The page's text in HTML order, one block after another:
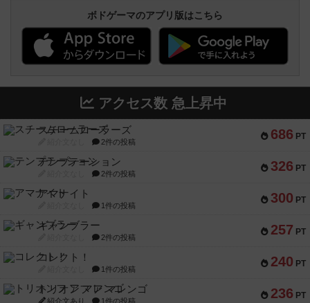
ボドゲーマのアプリ版はこちら
アクセス数 急上昇中
686 PT
スチームローラーズ
2件の投稿
326 PT
テンプテーション
2件の投稿
300 PT
アマナイト
1件の投稿
257 PT
ギャンブラー
2件の投稿
240 PT
コレクト！
1件の投稿
236 PT
トリオンフ ア マレンゴ
紹介文あり 1件の投稿